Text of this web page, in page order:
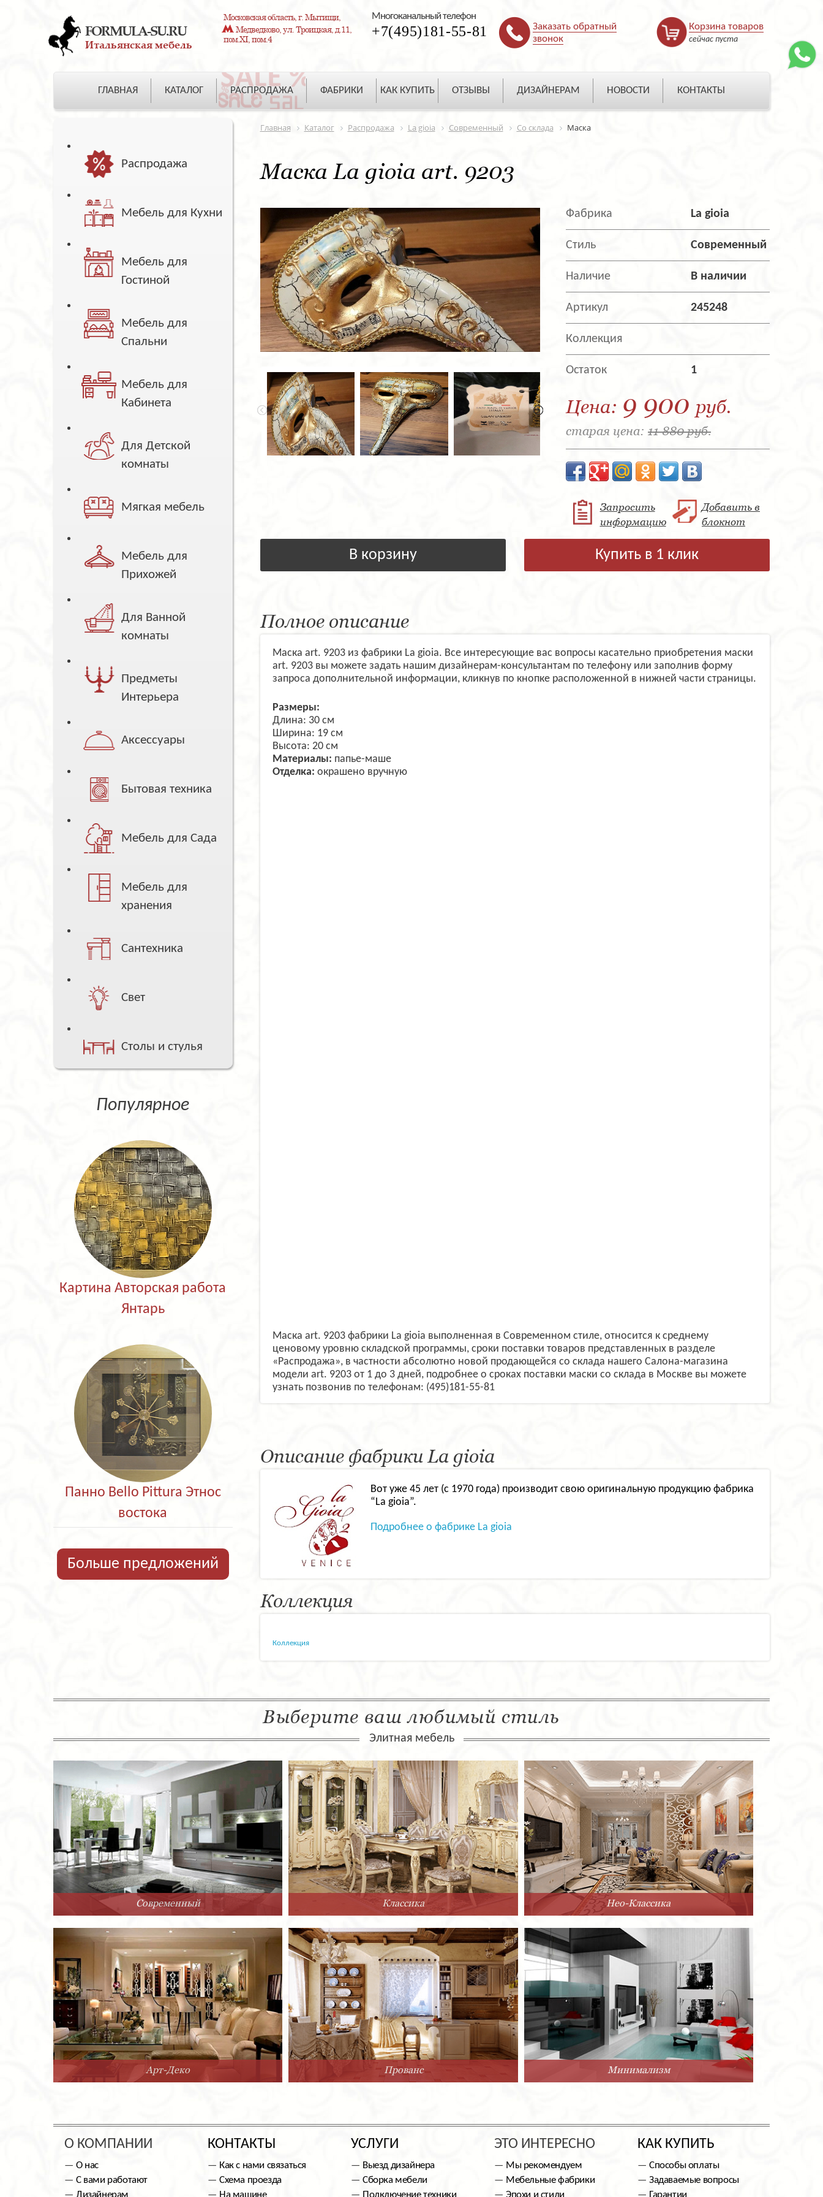
FORMULA-SU.RU
Итальянская мебель
Московская область, г. Мытищи,
Медведково, ул. Троицкая, д.11,
пом.XI, пом.4
Многоканальный телефон
+7(495)181-55-81
Заказать обратный
звонок
Корзина товаров
сейчас пуста
ГЛАВНАЯ КАТАЛОГ РАСПРОДАЖА ФАБРИКИ КАК КУПИТЬ ОТЗЫВЫ ДИЗАЙНЕРАМ НОВОСТИ КОНТАКТЫ
Распродажа
Мебель для Кухни
Мебель для
Гостиной
Мебель для
Спальни
Мебель для
Кабинета
Для Детской
комнаты
Мягкая мебель
Мебель для
Прихожей
Для Ванной
комнаты
Предметы
Интерьера
Аксессуары
Бытовая техника
Мебель для Сада
Мебель для
хранения
Сантехника
Свет
Столы и стулья
Популярное
Картина Авторская работа
Янтарь
Панно Bello Pittura Этнос
востока
Больше предложений
Главная Каталог Распродажа La gioia Современный Со склада Маска
Маска La gioia art. 9203
Фабрика La gioia
Стиль Современный
Наличие В наличии
Артикул 245248
Коллекция
Остаток 1
Цена: 9 900 руб.
старая цена: 11 880 руб.
Запросить
информацию
Добавить в
блокнот
В корзину Купить в 1 клик
Полное описание
Маска art. 9203 из фабрики La gioia. Все интересующие вас вопросы касательно приобретения маски
art. 9203 вы можете задать нашим дизайнерам-консультантам по телефону или заполнив форму
запроса дополнительной информации, кликнув по кнопке расположенной в нижней части страницы.
Размеры:
Длина: 30 см
Ширина: 19 см
Высота: 20 см
Материалы: папье-маше
Отделка: окрашено вручную
Маска art. 9203 фабрики La gioia выполненная в Современном стиле, относится к среднему
ценовому уровню складской программы, сроки поставки товаров представленных в разделе
«Распродажа», в частности абсолютно новой продающейся со склада нашего Салона-магазина
модели art. 9203 от 1 до 3 дней, подробнее о сроках поставки маски со склада в Москве вы можете
узнать позвонив по телефонам: (495)181-55-81
Описание фабрики La gioia
Вот уже 45 лет (с 1970 года) производит свою оригинальную продукцию фабрика
“La gioia”.
Подробнее о фабрике La gioia
Коллекция
Коллекция
Выберите ваш любимый стиль
Элитная мебель
Современный Классика Нео-Классика
Арт-Деко Прованс Минимализм
О КОМПАНИИ
О нас
С вами работают
КОНТАКТЫ
Как с нами связаться
Схема проезда
УСЛУГИ
Выезд дизайнера
Сборка мебели
ЭТО ИНТЕРЕСНО
Мы рекомендуем
Мебельные фабрики
КАК КУПИТЬ
Способы оплаты
Задаваемые вопросы